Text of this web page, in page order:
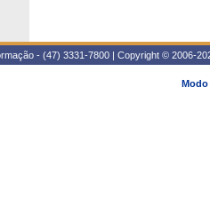
- (47) 3331-7800 | Copyright © 2006-
Modo